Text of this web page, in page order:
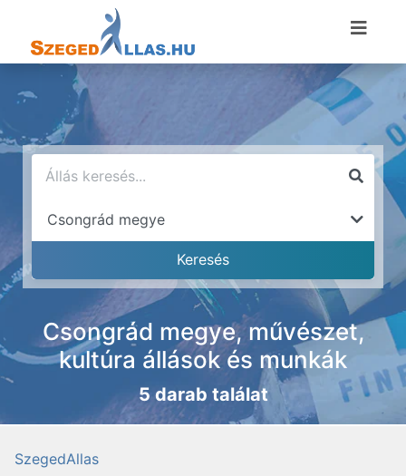
Csongrád megye, művészet,
kultúra állások és munkák
5 darab találat
SzegedAllas